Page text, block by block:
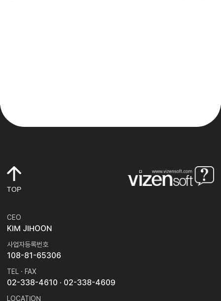
TOP
CEO
KIM JIHOON
사업자등록번호
108-81-65306
TEL · FAX
02-338-4610 · 02-338-4609
LOCATION